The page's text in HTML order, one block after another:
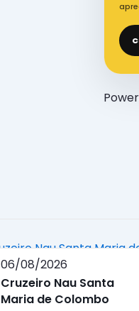
06/08/2026
Cruzeiro Nau Santa
Maria de Colombo